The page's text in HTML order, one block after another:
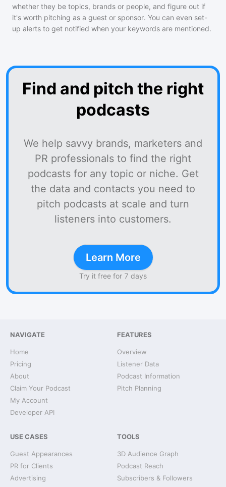
whether they be topics, brands or people, and figure out if
it's worth pitching as a guest or sponsor. You can even set-
up alerts to get notified when your keywords are mentioned.
Find and pitch the right
podcasts
We help savvy brands, marketers and
PR professionals to find the right
podcasts for any topic or niche. Get
the data and contacts you need to
pitch podcasts at scale and turn
listeners into customers.
Learn More
Try it free for 7 days
NAVIGATE
Home
Pricing
About
Claim Your Podcast
My Account
Developer API
FEATURES
Overview
Listener Data
Podcast Information
Pitch Planning
USE CASES
Guest Appearances
PR for Clients
Advertising
TOOLS
3D Audience Graph
Podcast Reach
Subscribers & Followers